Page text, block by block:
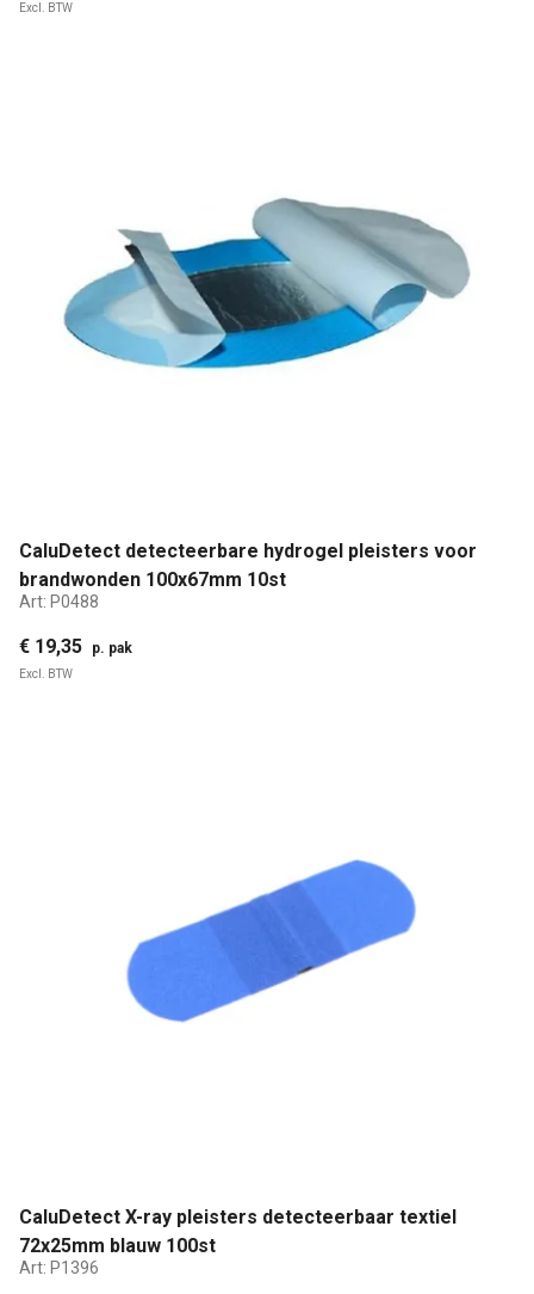
Excl. BTW
CaluDetect detecteerbare hydrogel pleisters voor
brandwonden 100x67mm 10st
Art: P0488
€ 19,35 p. pak
Excl. BTW
CaluDetect X-ray pleisters detecteerbaar textiel
72x25mm blauw 100st
Art: P1396